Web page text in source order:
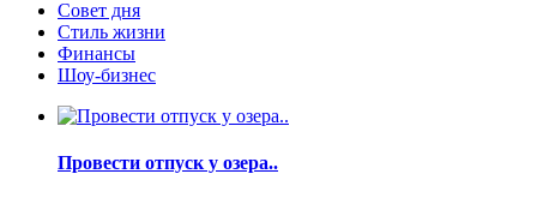
Совет дня
Стиль жизни
Финансы
Шоу-бизнес
Провести отпуск у озера..